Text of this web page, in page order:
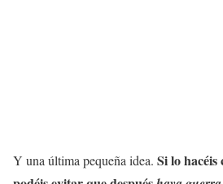
Y una última pequeña idea. Si lo hacéis